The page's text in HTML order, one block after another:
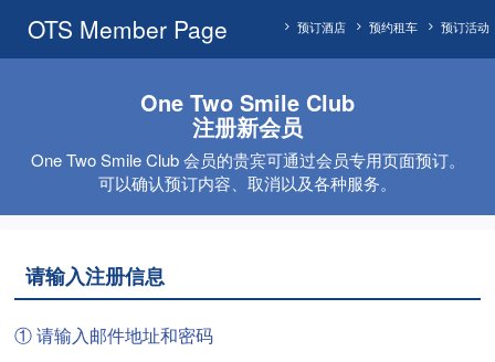
OTS Member Page 预订活动
预约租车
预订酒店
One Two Smile Club
注册新会员
One Two Smile Club 会员的贵宾可通过会员专用页面预订。
可以确认预订内容、取消以及各种服务。
请输入注册信息
① 请输入邮件地址和密码